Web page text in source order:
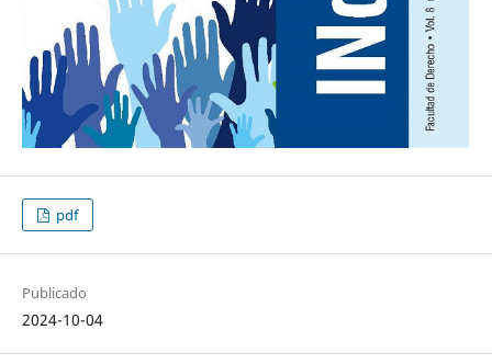
pdf
Publicado
2024-10-04